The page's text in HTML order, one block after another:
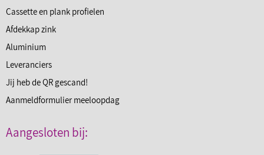
Cassette en plank profielen
Afdekkap zink
Aluminium
Leveranciers
Jij heb de QR gescand!
Aanmeldformulier meeloopdag
Aangesloten bij: